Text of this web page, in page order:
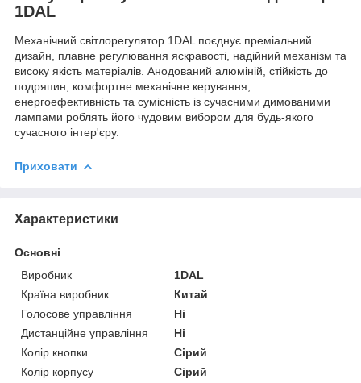
1DAL
Механічний світлорегулятор 1DAL поєднує преміальний
дизайн, плавне регулювання яскравості, надійний механізм та
високу якість матеріалів. Анодований алюміній, стійкість до
подряпин, комфортне механічне керування,
енергоефективність та сумісність із сучасними димованими
лампами роблять його чудовим вибором для будь-якого
сучасного інтер'єру.
Приховати
Характеристики
Основні
Виробник
1DAL
Країна виробник
Китай
Голосове управління
Ні
Дистанційне управління
Ні
Колір кнопки
Сірий
Колір корпусу
Сірий